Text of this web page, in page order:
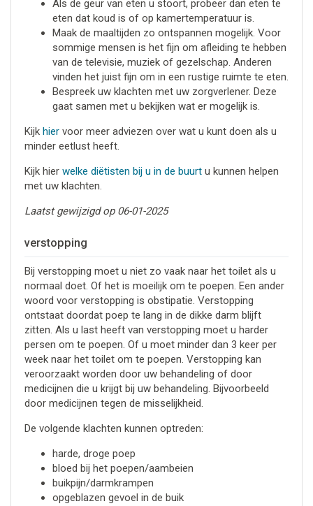
Als de geur van eten u stoort, probeer dan eten te
eten dat koud is of op kamertemperatuur is.
Maak de maaltijden zo ontspannen mogelijk. Voor
sommige mensen is het fijn om afleiding te hebben
van de televisie, muziek of gezelschap. Anderen
vinden het juist fijn om in een rustige ruimte te eten.
Bespreek uw klachten met uw zorgverlener. Deze
gaat samen met u bekijken wat er mogelijk is.
Kijk hiervoor meer adviezen over wat u kunt doen als u
minder eetlust heeft.
Kijk hierwelke diëtisten bij u in de buurtu kunnen helpen
met uw klachten.
Laatst gewijzigd op 06-01-2025
verstopping
Bij verstopping moet u niet zo vaak naar het toilet als u
normaal doet. Of het is moeilijk om te poepen. Een ander
woord voor verstopping is obstipatie. Verstopping
ontstaat doordat poep te lang in de dikke darm blijft
zitten. Als u last heeft van verstopping moet u harder
persen om te poepen. Of u moet minder dan 3 keer per
week naar het toilet om te poepen. Verstopping kan
veroorzaakt worden door uw behandeling of door
medicijnen die u krijgt bij uw behandeling. Bijvoorbeeld
door medicijnen tegen de misselijkheid.
De volgende klachten kunnen optreden:
harde, droge poep
bloed bij het poepen/aambeien
buikpijn/darmkrampen
opgeblazen gevoel in de buik